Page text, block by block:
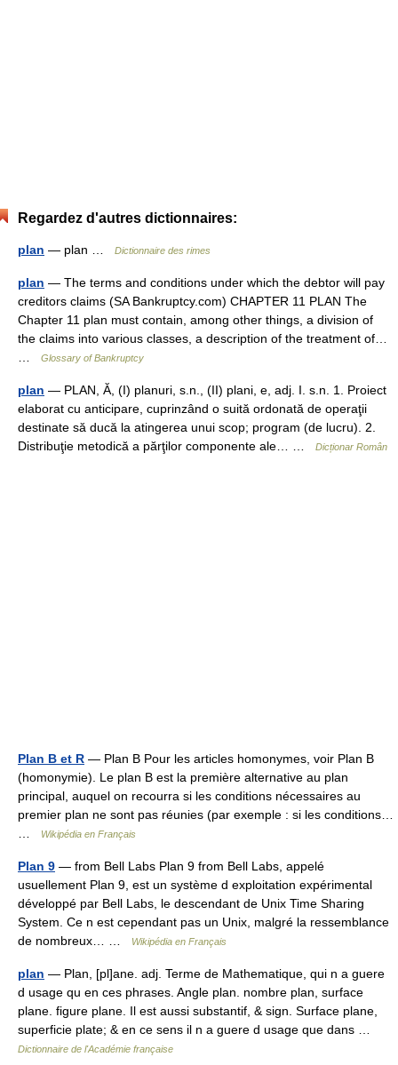
Regardez d'autres dictionnaires:
plan — plan … Dictionnaire des rimes
plan — The terms and conditions under which the debtor will pay
creditors claims (SA Bankruptcy.com) CHAPTER 11 PLAN The
Chapter 11 plan must contain, among other things, a division of
the claims into various classes, a description of the treatment of…
Glossary of Bankruptcy
plan — PLAN, Ă, (I) planuri, s.n., (II) plani, e, adj. I. s.n. 1. Proiect
elaborat cu anticipare, cuprinzând o suită ordonată de operaţii
destinate să ducă la atingerea unui scop; program (de lucru). 2.
Distribuţie metodică a părţilor componente ale… …
Dicționar Român
Plan B et R — Plan B Pour les articles homonymes, voir Plan B
(homonymie). Le plan B est la première alternative au plan
principal, auquel on recourra si les conditions nécessaires au
premier plan ne sont pas réunies (par exemple : si les conditions…
Wikipédia en Français
Plan 9 — from Bell Labs Plan 9 from Bell Labs, appelé
usuellement Plan 9, est un système d exploitation expérimental
développé par Bell Labs, le descendant de Unix Time Sharing
System. Ce n est cependant pas un Unix, malgré la ressemblance
de nombreux… …
Wikipédia en Français
plan — Plan, [pl]ane. adj. Terme de Mathematique, qui n a guere
d usage qu en ces phrases. Angle plan. nombre plan, surface
plane. figure plane. Il est aussi substantif, & sign. Surface plane,
superficie plate; & en ce sens il n a guere d usage que dans …
Dictionnaire de l'Académie française